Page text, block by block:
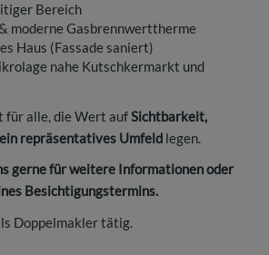
Bereich
moderne Gasbrennwerttherme
Haus (Fassade saniert)
nahe Kutschkermarkt und
für alle, die Wert aufSichtbarkeit,
repräsentatives Umfeld legen.
gerne für weitere Informationen oder
Besichtigungstermins.
Doppelmakler tätig.